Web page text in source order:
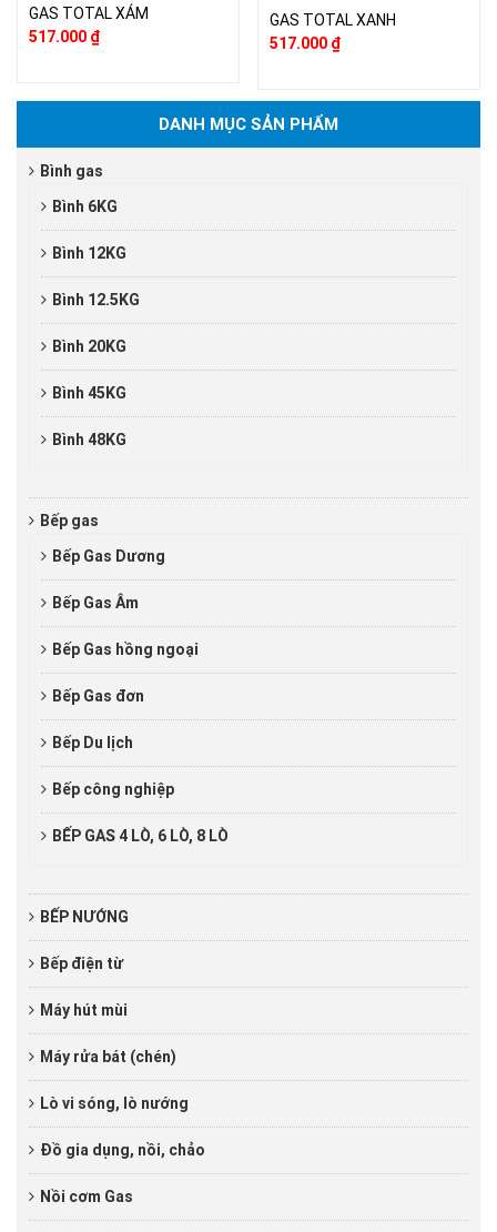
GAS TOTAL XÁM
517.000 ₫
GAS TOTAL XANH
517.000 ₫
DANH MỤC SẢN PHẨM
Bình gas
Bình 6KG
Bình 12KG
Bình 12.5KG
Bình 20KG
Bình 45KG
Bình 48KG
Bếp gas
Bếp Gas Dương
Bếp Gas Âm
Bếp Gas hồng ngoại
Bếp Gas đơn
Bếp Du lịch
Bếp công nghiệp
BẾP GAS 4 LÒ, 6 LÒ, 8 LÒ
BẾP NƯỚNG
Bếp điện từ
Máy hút mùi
Máy rửa bát (chén)
Lò vi sóng, lò nướng
Đồ gia dụng, nồi, chảo
Nồi cơm Gas